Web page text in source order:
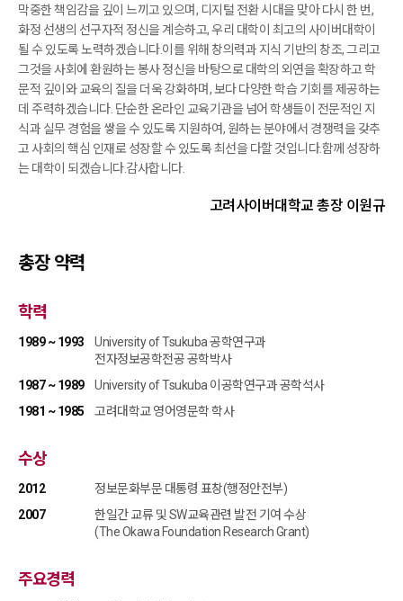
막중한 책임감을 깊이 느끼고 있으며, 디지털 전환 시대을 맞아 다시 한 번,
화정 선생의 선구자적 정신을 계승하고, 우리 대학이 최고의 사이버대학이
될 수 있도록 노력하겠습니다.이를 위해 창의력과 지식 기반의 창조, 그리고
그것을 사회에 환원하는 봉사 정신을 바탕으로 대학의 외연을 확장하고 학
문적 깊이와 교육의 질을 더욱 강화하며, 보다 다양한 학습 기회를 제공하는
데 주력하겠습니다. 단순한 온라인 교육기관을 넘어 학생들이 전문적인 지
식과 실무 경험을 쌓을 수 있도록 지원하여, 원하는 분야에서 경쟁력을 갖추
고 사회의 핵심 인재로 성장할 수 있도록 최선을 다할 것입니다.함께 성장하
는 대학이 되겠습니다.감사합니다.
고려사이버대학교 총장 이원규
총장 약력
학력
1989 ~ 1993
University of Tsukuba 공학연구과
전자정보공학전공 공학박사
1987 ~ 1989
University of Tsukuba 이공학연구과 공학석사
1981 ~ 1985
고려대학교 영어영문학 학사
수상
2012
정보문화부문 대통령 표창(행정안전부)
2007
한일간 교류 및 SW교육관련 발전 기여 수상
(The Okawa Foundation Research Grant)
주요경력